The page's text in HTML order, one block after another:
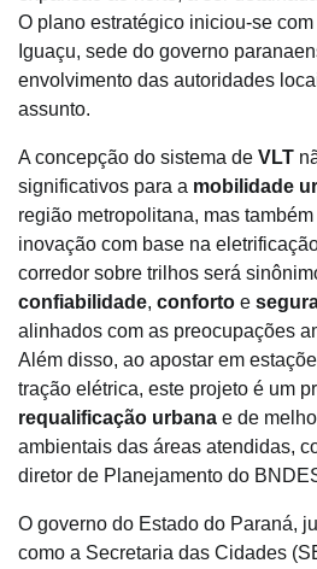
O plano estratégico iniciou-se
Iguaçu, sede do governo
envolvimento das autoridades
assunto.
A concepção do sistema de VLT
significativos para a mobilidade
região metropolitana, mas
inovação com base na
corredor sobre trilhos será
confiabilidade, conforto e
alinhados com as preocupações
Além disso, ao apostar em
tração elétrica, este projeto é um
requalificação urbana e de
ambientais das áreas atendidas,
diretor de Planejamento do
O governo do Estado do Paraná,
como a Secretaria das Cidades